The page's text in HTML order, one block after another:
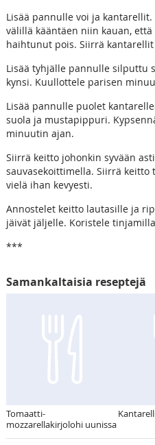
Lisää pannulle voi ja
välillä kääntäen niin kauan,
haihtunut pois. Siirrä
Lisää tyhjälle pannulle silputtu
kynsi. Kuullottele parisen
Lisää pannulle puolet
suola ja mustapippuri.
minuutin ajan.
Siirrä keitto johonkin syvään
sauvasekoittimella. Siirrä keitto
vielä ihan kevyesti.
Annostelet keitto lautasille ja
jäivät jäljelle. Koristele
***
Samankaltaisia reseptejä
Tomaatti-
mozzarellakirjolohi uunissa